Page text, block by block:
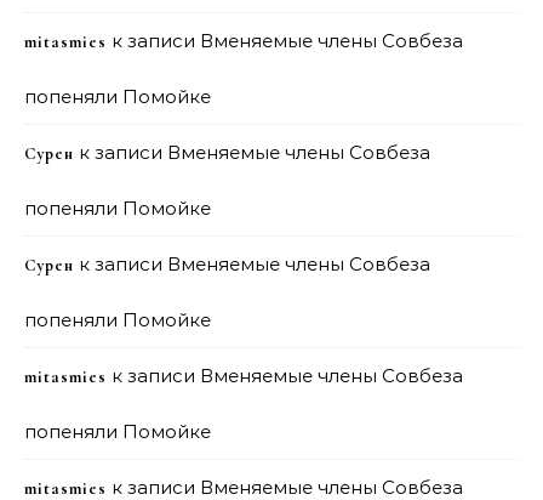
mitasmies к записи Вменяемые члены Совбеза
попеняли Помойке
Сурен к записи Вменяемые члены Совбеза
попеняли Помойке
Сурен к записи Вменяемые члены Совбеза
попеняли Помойке
mitasmies к записи Вменяемые члены Совбеза
попеняли Помойке
mitasmies к записи Вменяемые члены Совбеза